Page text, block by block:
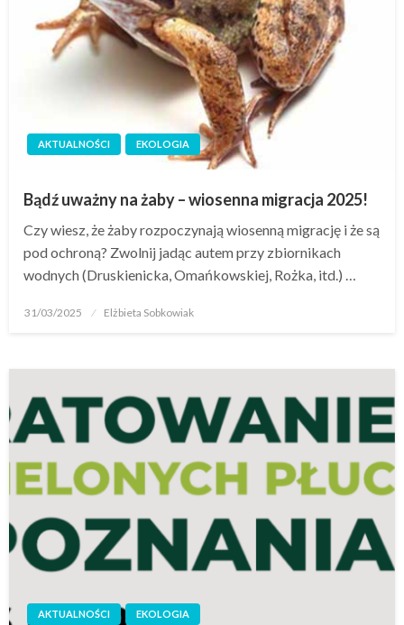
AKTUALNOŚCI EKOLOGIA
Bądź uważny na żaby – wiosenna migracja 2025!
Czy wiesz, że żaby rozpoczynają wiosenną migrację i że są
pod ochroną? Zwolnij jadąc autem przy zbiornikach
wodnych (Druskienicka, Omańkowskiej, Rożka, itd.) …
31/03/2025 Elżbieta Sobkowiak
AKTUALNOŚCI EKOLOGIA